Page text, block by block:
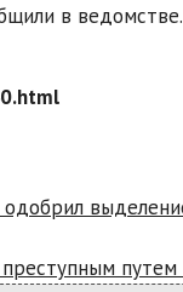
в ведомстве.